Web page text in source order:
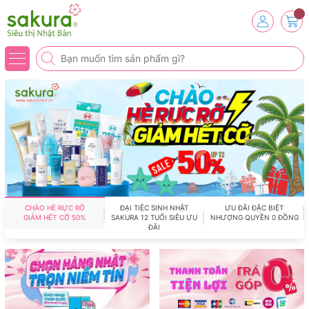
CHÀO HÈ RỰC RỠ
GIẢM HẾT CỠ 50%
ĐẠI TIỆC SINH NHẬT
SAKURA 12 TUỔI SIÊU ƯU
ĐÃI
ƯU ĐÃI ĐẶC BIỆT
NHƯỢNG QUYỀN 0 ĐỒNG